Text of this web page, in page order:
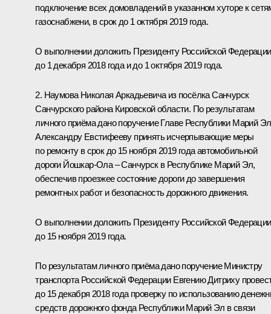
подключение всех домовладений в указанном хуторе к
газоснабжени, в срок до 1 октября 2019 года.
О выполнении доложить Президенту Российской Федерации
до 1 декабря 2018 года и до 1 октября 2019 года.
2. Наумова Николая Аркадьевича из посёлка Санчурск
Санчурского района Кировской области. По результатам
личного приёма дано поручение Главе Республики Марий Эл
Александру Евстифееву принять исчерпывающие меры
по ремонту в срок до 15 ноября 2019 года автомобильной
дороги Йошкар-Ола – Санчурск в Республике Марий Эл,
обеспечив проезжее состояние дороги до завершения
ремонтных работ и безопасность дорожного движения.
О выполнении доложить Президенту Российской Федерации
до 15 ноября 2019 года.
По результатам личного приёма дано поручение Министру
транспорта Российской Федерации Евгению Дитриху
до 15 декабря 2018 года проверку по использованию
средств дорожного фонда Республики Марий Эл в связи